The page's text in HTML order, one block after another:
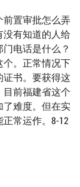
前置审批怎么弄
没有知道的人给
电话是什么？
个。正常情况下
证书。要获得这
前福建省这个
了难度。但在实
常运作。8-12